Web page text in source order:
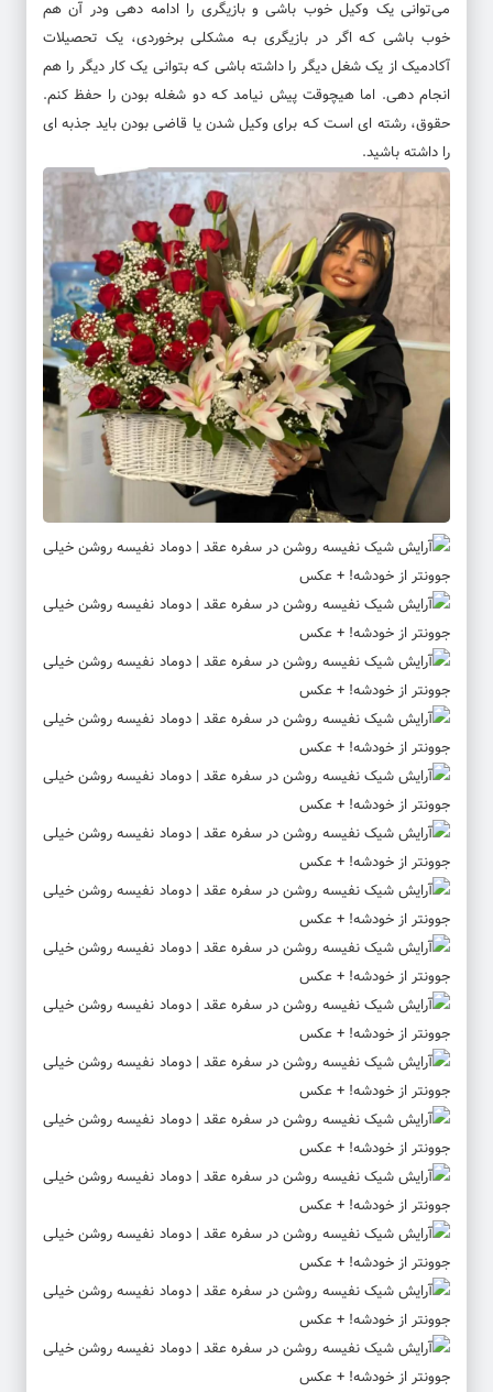
می‌توانی یک وکیل خوب باشی و بازیگری را ادامه دهی ودر آن هم
خوب باشی کـه اگر در بازیگری بـه مشکلی برخوردی، یک تحصیلات
آکادمیک از یک شغل دیگر را داشته باشی کـه بتوانی یک کار دیگر را هم
انجام دهی. اما هیچوقت پیش نیامد کـه دو شغله بودن را حفظ کنم.
حقوق، رشته ای اسـت کـه برای وکیل شدن یا قاضی بودن باید جذبه ای
را داشته باشید.